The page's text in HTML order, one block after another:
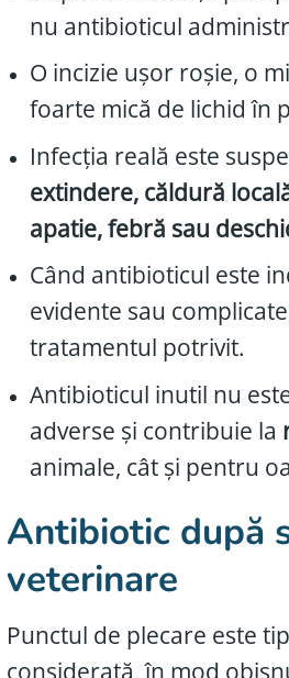
nu antibioticul
O incizie ușor roșie, o
foarte mică de lichid în
Infecția reală este
extindere, căldură
apatie, febră sau
Când antibioticul este
evidente sau
tratamentul potrivit.
Antibioticul inutil nu
adverse și contribuie la
animale, cât și pentru
Antibiotic după
veterinare
Punctul de plecare este
considerată, în mod